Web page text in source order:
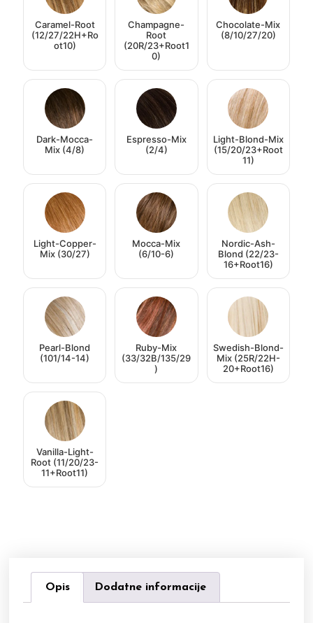
Caramel-Root
(12/27/22H+Ro
ot10)
Champagne-
Root
(20R/23+Root1
0)
Chocolate-Mix
(8/10/27/20)
Dark-Mocca-
Mix (4/8)
Espresso-Mix
(2/4)
Light-Blond-Mix
(15/20/23+Root
11)
Light-Copper-
Mix (30/27)
Mocca-Mix
(6/10-6)
Nordic-Ash-
Blond (22/23-
16+Root16)
Pearl-Blond
(101/14-14)
Ruby-Mix
(33/32B/135/29
)
Swedish-Blond-
Mix (25R/22H-
20+Root16)
Vanilla-Light-
Root (11/20/23-
11+Root11)
Opis Dodatne informacije